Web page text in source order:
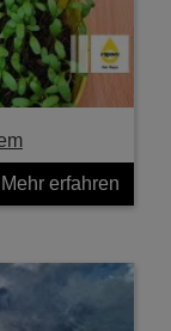
Mehr erfahren